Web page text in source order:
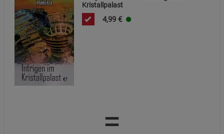
Kristallpalast
4,99 €
=
Marketing Cookies (3)
Beschreibung Marketing Cookies
Cookie-Informationen